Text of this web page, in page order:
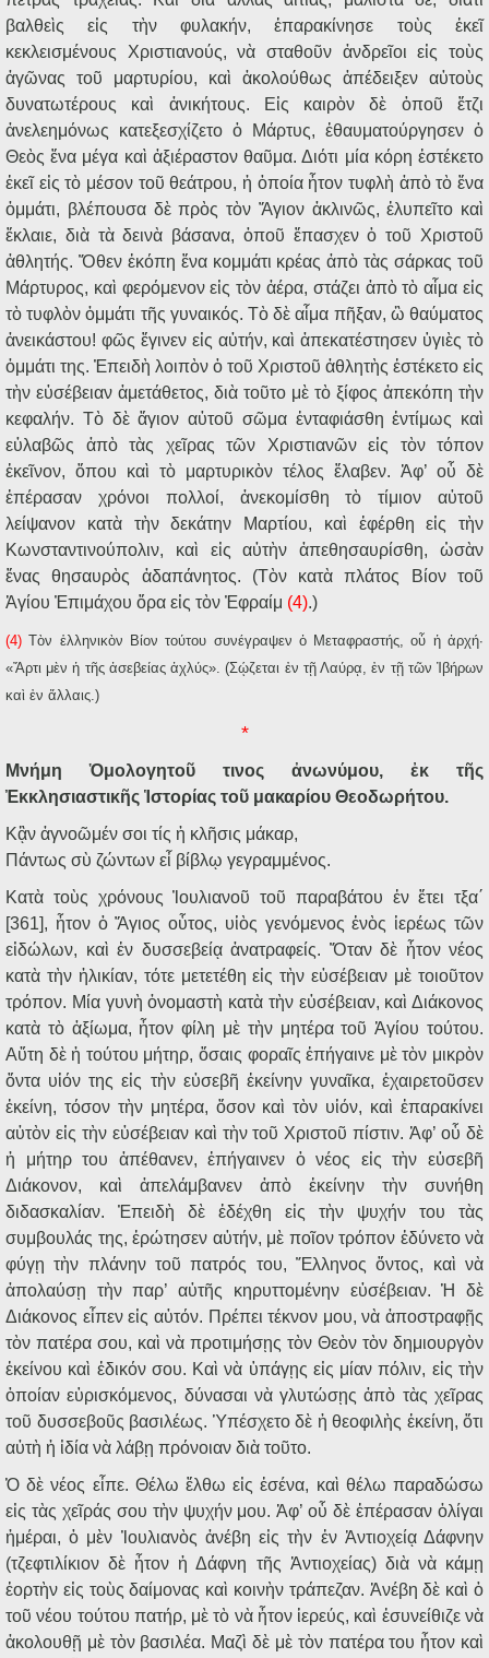
βαλθεὶς εἰς τὴν φυλακήν, ἐπαρακίνησε τοὺς ἐκεῖ
κεκλεισμένους Χριστιανούς, νὰ σταθοῦν ἀνδρεῖοι εἰς τοὺς
ἀγῶνας τοῦ μαρτυρίου, καὶ ἀκολούθως ἀπέδειξεν αὐτοὺς
δυνατωτέρους καὶ ἀνικήτους. Εἰς καιρὸν δὲ ὁποῦ ἔτζι
ἀνελεημόνως κατεξεσχίζετο ὁ Μάρτυς, ἐθαυματούργησεν ὁ
Θεὸς ἕνα μέγα καὶ ἀξιέραστον θαῦμα. Διότι μία κόρη ἐστέκετο
ἐκεῖ εἰς τὸ μέσον τοῦ θεάτρου, ἡ ὁποία ἦτον τυφλὴ ἀπὸ τὸ ἕνα
ὀμμάτι, βλέπουσα δὲ πρὸς τὸν Ἅγιον ἀκλινῶς, ἐλυπεῖτο καὶ
ἔκλαιε, διὰ τὰ δεινὰ βάσανα, ὁποῦ ἔπασχεν ὁ τοῦ Χριστοῦ
ἀθλητής. Ὅθεν ἐκόπη ἕνα κομμάτι κρέας ἀπὸ τὰς σάρκας τοῦ
Μάρτυρος, καὶ φερόμενον εἰς τὸν ἀέρα, στάζει ἀπὸ τὸ αἷμα εἰς
τὸ τυφλὸν ὀμμάτι τῆς γυναικός. Τὸ δὲ αἷμα πῆξαν, ὢ θαύματος
ἀνεικάστου! φῶς ἔγινεν εἰς αὐτήν, καὶ ἀπεκατέστησεν ὑγιὲς τὸ
ὀμμάτι της. Ἐπειδὴ λοιπὸν ὁ τοῦ Χριστοῦ ἀθλητὴς ἐστέκετο εἰς
τὴν εὐσέβειαν ἀμετάθετος, διὰ τοῦτο μὲ τὸ ξίφος ἀπεκόπη τὴν
κεφαλήν. Τὸ δὲ ἅγιον αὐτοῦ σῶμα ἐνταφιάσθη ἐντίμως καὶ
εὐλαβῶς ἀπὸ τὰς χεῖρας τῶν Χριστιανῶν εἰς τὸν τόπον
ἐκεῖνον, ὅπου καὶ τὸ μαρτυρικὸν τέλος ἔλαβεν. Ἀφ’ οὗ δὲ
ἐπέρασαν χρόνοι πολλοί, ἀνεκομίσθη τὸ τίμιον αὐτοῦ
λείψανον κατὰ τὴν δεκάτην Μαρτίου, καὶ ἐφέρθη εἰς τὴν
Κωνσταντινούπολιν, καὶ εἰς αὐτὴν ἀπεθησαυρίσθη, ὡσὰν
ἕνας θησαυρὸς ἀδαπάνητος. (Τὸν κατὰ πλάτος Βίον τοῦ
Ἁγίου Ἐπιμάχου ὅρα εἰς τὸν Ἐφραίμ (4).)
(4) Τὸν ἑλληνικὸν Βίον τούτου συνέγραψεν ὁ Μεταφραστής, οὗ ἡ ἀρχή·
«Ἄρτι μὲν ἡ τῆς ἀσεβείας ἀχλύς». (Σῴζεται ἐν τῇ Λαύρᾳ, ἐν τῇ τῶν Ἰβήρων
καὶ ἐν ἄλλαις.)
*
Μνήμη Ὁμολογητοῦ τινος ἀνωνύμου, ἐκ τῆς
Ἐκκλησιαστικῆς Ἱστορίας τοῦ μακαρίου Θεοδωρήτου.
Κᾂν ἀγνοῶμέν σοι τίς ἡ κλῆσις μάκαρ,
Πάντως σὺ ζώντων εἶ βίβλῳ γεγραμμένος.
Κατὰ τοὺς χρόνους Ἰουλιανοῦ τοῦ παραβάτου ἐν ἔτει τξα΄
[361], ἦτον ὁ Ἅγιος οὗτος, υἱὸς γενόμενος ἑνὸς ἱερέως τῶν
εἰδώλων, καὶ ἐν δυσσεβείᾳ ἀνατραφείς. Ὅταν δὲ ἦτον νέος
κατὰ τὴν ἡλικίαν, τότε μετετέθη εἰς τὴν εὐσέβειαν μὲ τοιοῦτον
τρόπον. Μία γυνὴ ὀνομαστὴ κατὰ τὴν εὐσέβειαν, καὶ Διάκονος
κατὰ τὸ ἀξίωμα, ἦτον φίλη μὲ τὴν μητέρα τοῦ Ἁγίου τούτου.
Αὕτη δὲ ἡ τούτου μήτηρ, ὅσαις φοραῖς ἐπήγαινε μὲ τὸν μικρὸν
ὄντα υἱόν της εἰς τὴν εὐσεβῆ ἐκείνην γυναῖκα, ἐχαιρετοῦσεν
ἐκείνη, τόσον τὴν μητέρα, ὅσον καὶ τὸν υἱόν, καὶ ἐπαρακίνει
αὐτὸν εἰς τὴν εὐσέβειαν καὶ τὴν τοῦ Χριστοῦ πίστιν. Ἀφ’ οὗ δὲ
ἡ μήτηρ του ἀπέθανεν, ἐπήγαινεν ὁ νέος εἰς τὴν εὐσεβῆ
Διάκονον, καὶ ἀπελάμβανεν ἀπὸ ἐκείνην τὴν συνήθη
διδασκαλίαν. Ἐπειδὴ δὲ ἐδέχθη εἰς τὴν ψυχήν του τὰς
συμβουλάς της, ἐρώτησεν αὐτήν, μὲ ποῖον τρόπον ἐδύνετο νὰ
φύγῃ τὴν πλάνην τοῦ πατρός του, Ἕλληνος ὄντος, καὶ νὰ
ἀπολαύσῃ τὴν παρ’ αὐτῆς κηρυττομένην εὐσέβειαν. Ἡ δὲ
Διάκονος εἶπεν εἰς αὐτόν. Πρέπει τέκνον μου, νὰ ἀποστραφῇς
τὸν πατέρα σου, καὶ νὰ προτιμήσῃς τὸν Θεὸν τὸν δημιουργὸν
ἐκείνου καὶ ἐδικόν σου. Καὶ νὰ ὑπάγῃς εἰς μίαν πόλιν, εἰς τὴν
ὁποίαν εὑρισκόμενος, δύνασαι νὰ γλυτώσῃς ἀπὸ τὰς χεῖρας
τοῦ δυσσεβοῦς βασιλέως. Ὑπέσχετο δὲ ἡ θεοφιλὴς ἐκείνη, ὅτι
αὐτὴ ἡ ἰδία νὰ λάβῃ πρόνοιαν διὰ τοῦτο.
Ὁ δὲ νέος εἶπε. Θέλω ἔλθω εἰς ἐσένα, καὶ θέλω παραδώσω
εἰς τὰς χεῖράς σου τὴν ψυχήν μου. Ἀφ’ οὗ δὲ ἐπέρασαν ὀλίγαι
ἡμέραι, ὁ μὲν Ἰουλιανὸς ἀνέβη εἰς τὴν ἐν Ἀντιοχείᾳ Δάφνην
(τζεφτιλίκιον δὲ ἦτον ἡ Δάφνη τῆς Ἀντιοχείας) διὰ νὰ κάμῃ
ἑορτὴν εἰς τοὺς δαίμονας καὶ κοινὴν τράπεζαν. Ἀνέβη δὲ καὶ ὁ
τοῦ νέου τούτου πατήρ, μὲ τὸ νὰ ἦτον ἱερεύς, καὶ ἐσυνείθιζε νὰ
ἀκολουθῇ μὲ τὸν βασιλέα. Μαζὶ δὲ μὲ τὸν πατέρα του ἦτον καὶ